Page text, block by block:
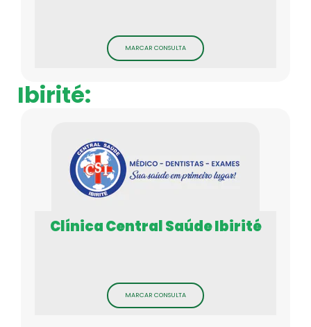
MARCAR CONSULTA
Ibirité:
Clínica Central Saúde Ibirité
MARCAR CONSULTA